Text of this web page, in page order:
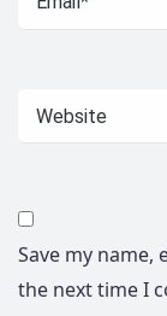
Save my
the next time I